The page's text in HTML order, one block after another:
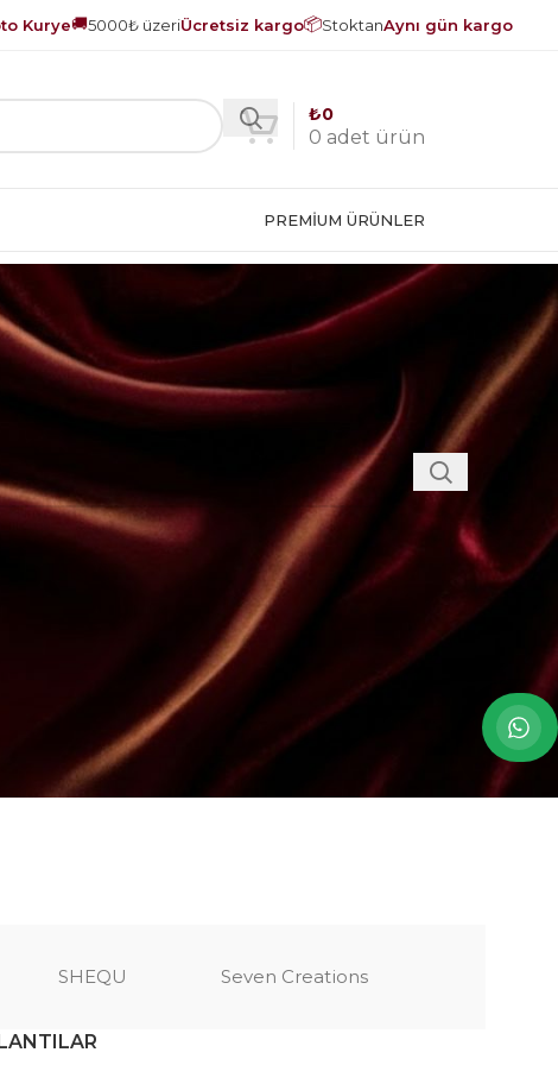
Kurye🚚5000₺ üzeriÜcretsiz kargo📦StoktanAynı gün kargo
0 adet ürün
₺0
PREMIUM ÜRÜNLER
SHEQU Seven Creations